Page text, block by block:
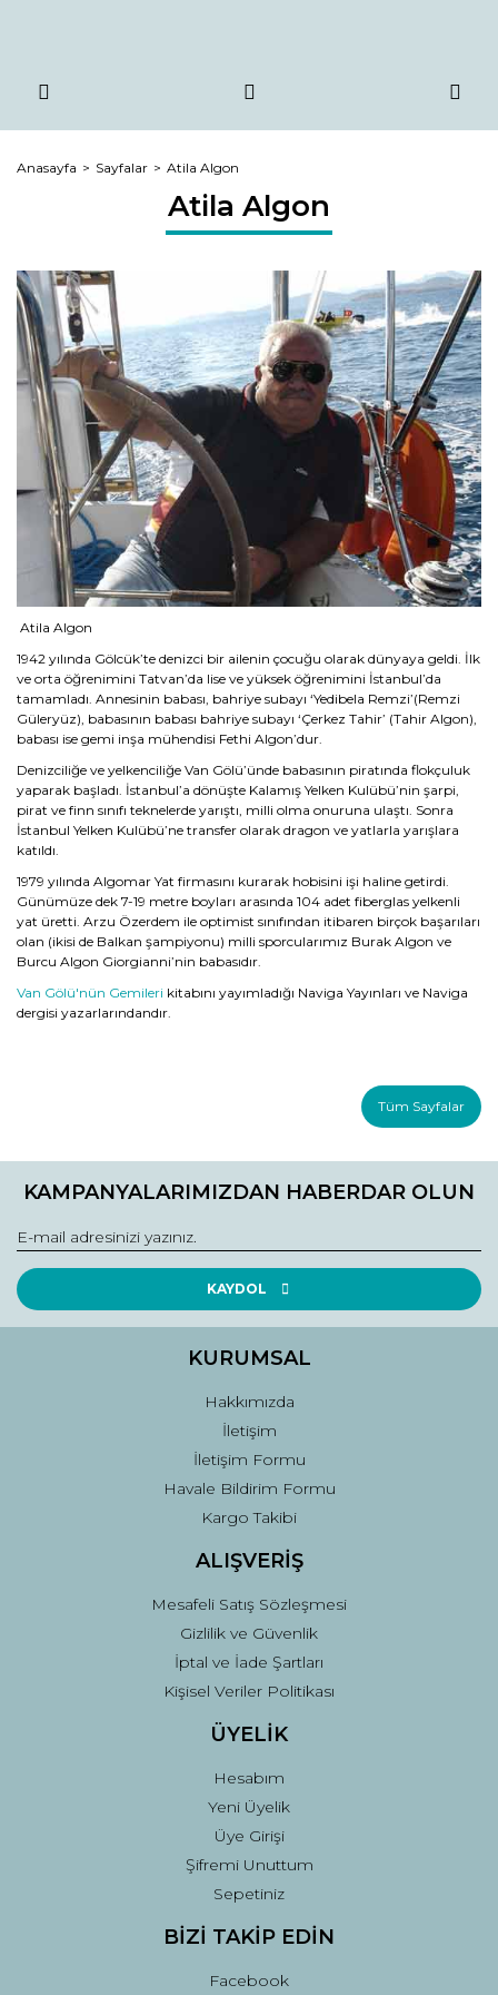
Anasayfa Sayfalar Atila Algon
Atila Algon
Atila Algon
1942 yılında Gölcük’te denizci bir ailenin çocuğu olarak dünyaya geldi. İlk
ve orta öğrenimini Tatvan’da lise ve yüksek öğrenimini İstanbul’da
tamamladı. Annesinin babası, bahriye subayı ‘Yedibela Remzi’(Remzi
Güleryüz), babasının babası bahriye subayı ‘Çerkez Tahir’ (Tahir Algon),
babası ise gemi inşa mühendisi Fethi Algon’dur.
Denizciliğe ve yelkenciliğe Van Gölü’ünde babasının piratında flokçuluk
yaparak başladı. İstanbul’a dönüşte Kalamış Yelken Kulübü’nin şarpi,
pirat ve finn sınıfı teknelerde yarıştı, milli olma onuruna ulaştı. Sonra
İstanbul Yelken Kulübü’ne transfer olarak dragon ve yatlarla yarışlara
katıldı.
1979 yılında Algomar Yat firmasını kurarak hobisini işi haline getirdi.
Günümüze dek 7-19 metre boyları arasında 104 adet fiberglas yelkenli
yat üretti. Arzu Özerdem ile optimist sınıfından itibaren birçok başarıları
olan (ikisi de Balkan şampiyonu) milli sporcularımız Burak Algon ve
Burcu Algon Giorgianni’nin babasıdır.
Van Gölü'nün Gemileri kitabını yayımladığı Naviga Yayınları ve Naviga
dergisi yazarlarındandır.
Tüm Sayfalar
KAMPANYALARIMIZDAN HABERDAR OLUN
KAYDOL
KURUMSAL
Hakkımızda
İletişim
İletişim Formu
Havale Bildirim Formu
Kargo Takibi
ALIŞVERİŞ
Mesafeli Satış Sözleşmesi
Gizlilik ve Güvenlik
İptal ve İade Şartları
Kişisel Veriler Politikası
ÜYELİK
Hesabım
Yeni Üyelik
Üye Girişi
Şifremi Unuttum
Sepetiniz
BİZİ TAKİP EDİN
Facebook